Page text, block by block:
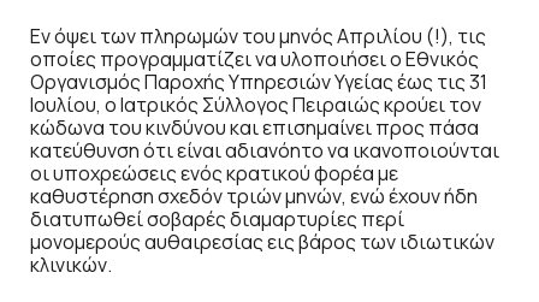
Εν όψει των πληρωμών του μηνός Απριλίου (!), τις
οποίες προγραμματίζει να υλοποιήσει ο Εθνικός
Οργανισμός Παροχής Υπηρεσιών Υγείας έως τις 31
Ιουλίου, ο Ιατρικός Σύλλογος Πειραιώς κρούει τον
κώδωνα του κινδύνου και επισημαίνει προς πάσα
κατεύθυνση ότι είναι αδιανόητο να ικανοποιούνται
οι υποχρεώσεις ενός κρατικού φορέα με
καθυστέρηση σχεδόν τριών μηνών, ενώ έχουν ήδη
διατυπωθεί σοβαρές διαμαρτυρίες περί
μονομερούς αυθαιρεσίας εις βάρος των ιδιωτικών
κλινικών.